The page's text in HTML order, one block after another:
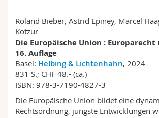
Roland Bieber, Astrid Epiney, Marcel
Kotzur
Die Europäische Union :
16. Auflage
Basel: Helbing & Lichtenhahn, 2024
831 S.; CHF 48.- (ca.)
ISBN: 978-3-7190-4827-3
Die Europäische Union bildet eine
Rechtsordnung, jüngste Entwicklungen